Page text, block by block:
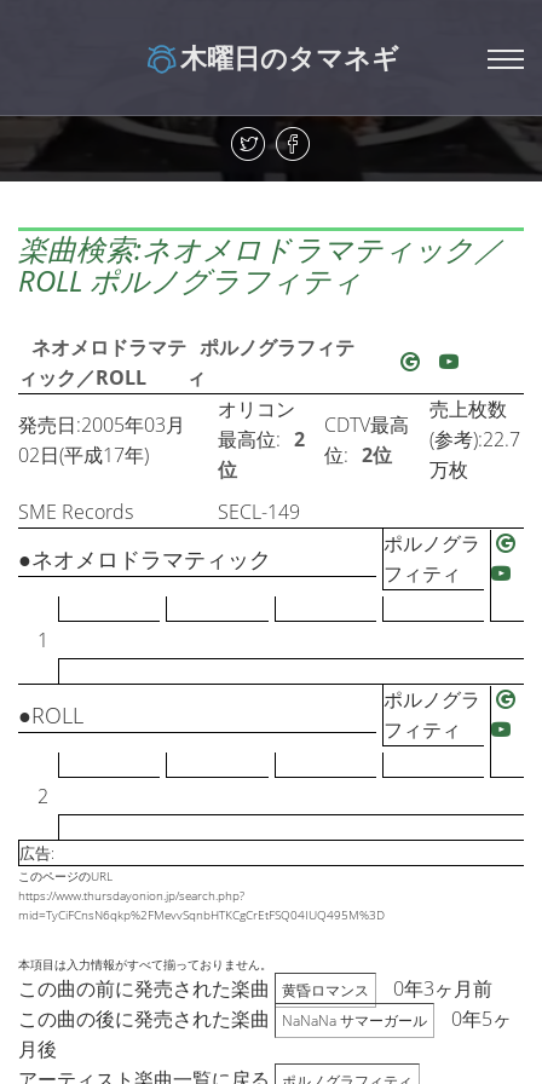
木曜日のタマネギ
楽曲検索:ネオメロドラマティック／
ROLL ポルノグラフィティ
ネオメロドラマテ
ィック／ROLL
ポルノグラフィテ
ィ
発売日:2005年03月
02日(平成17年)
オリコン
最高位: 2
位
CDTV最高
位: 2位
売上枚数
(参考):22.7
万枚
SME Records
SECL-149
1
●ネオメロドラマティック
ポルノグラ
フィティ
2
●ROLL
ポルノグラ
フィティ
広告:
このページのURL
https://www.thursdayonion.jp/search.php?
mid=TyCiFCnsN6qkp%2FMevvSqnbHTKCgCrEtFSQ04IUQ495M%3D
本項目は入力情報がすべて揃っておりません。
この曲の前に発売された楽曲 黄昏ロマンス
0年3ヶ月前
この曲の後に発売された楽曲
NaNaNa サマーガール
0年5ヶ
月後